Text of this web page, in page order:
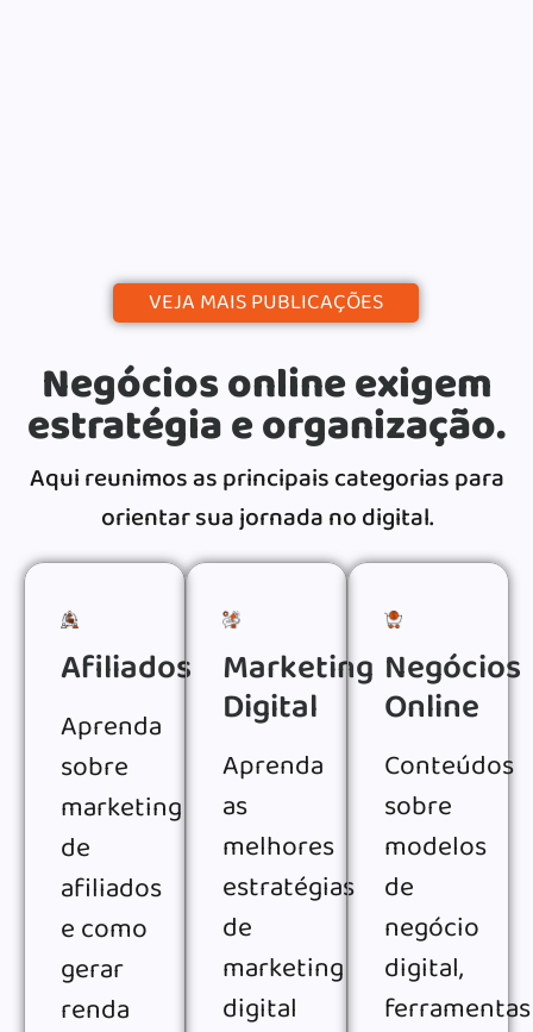
VEJA MAIS PUBLICAÇÕES
Negócios online exigem
estratégia e organização.
Aqui reunimos as principais categorias para
orientar sua jornada no digital.
Afiliados
Aprenda
sobre
marketing
de
afiliados
e como
gerar
renda
Marketing
Digital
Aprenda
as
melhores
estratégias
de
marketing
digital
Negócios
Online
Conteúdos
sobre
modelos
de
negócio
digital,
ferramentas